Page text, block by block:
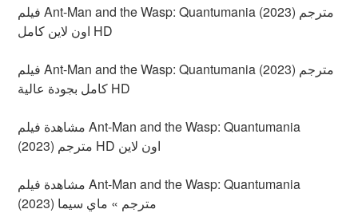
فيلم Ant-Man and the Wasp: Quantumania (2023) مترجم
اون لاين كامل HD
فيلم Ant-Man and the Wasp: Quantumania (2023) مترجم
كامل بجودة عالية HD
مشاهدة فيلم Ant-Man and the Wasp: Quantumania
(2023) مترجم HD اون لاين
مشاهدة فيلم Ant-Man and the Wasp: Quantumania
(2023) مترجم » ماي سيما